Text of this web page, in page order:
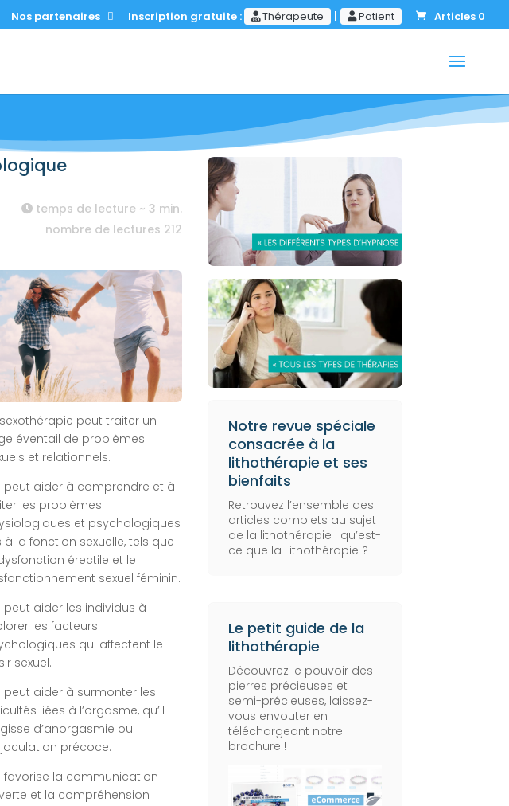
Nos partenaires Inscription gratuite : Thérapeute | Patient Articles 0
temps de lecture ~ 3 min.
nombre de lectures 212
peut traiter un
éventail de problèmes
et relationnels.
peut aider à comprendre et à
les problèmes
et psychologiques
à la fonction sexuelle, tels que
érectile et le
sexuel féminin.
peut aider les individus à
les facteurs
qui affectent le
sexuel.
peut aider à surmonter les
liées à l’orgasme, qu’il
d’anorgasmie ou
précoce.
favorise la communication
et la compréhension
Notre revue spéciale
consacrée à la
lithothérapie et ses
bienfaits
Retrouvez l’ensemble des
articles complets au sujet
de la lithothérapie : qu’est-
ce que la Lithothérapie ?
Le petit guide de la
lithothérapie
Découvrez le pouvoir des
pierres précieuses et
semi-précieuses, laissez-
vous envouter en
téléchargeant notre
brochure !